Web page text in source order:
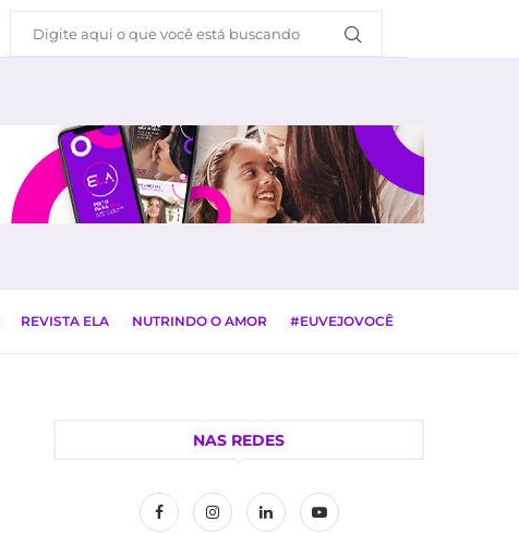
REVISTA ELA NUTRINDO O AMOR #EUVEJOVOCÊ
NAS REDES